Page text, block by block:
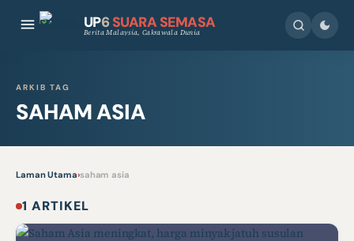
UP6 SUARA SEMASA
Berita Malaysia, Cakrawala Dunia
ARKIB TAG
SAHAM ASIA
Laman Utama›saham asia
1 ARTIKEL